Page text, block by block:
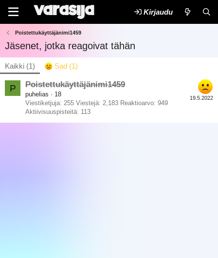
Kirjaudu
Poistettukäyttäjänimi1459
Jäsenet, jotka reagoivat tähän
Kaikki (1) Sad (1)
P
19.5.2022
Poistettukäyttäjänimi1459
puhelias · 18
Viestiketjuja 255 Viestejä 2,183 Reaktioarvo 949
Aktiivisuuspisteitä 113